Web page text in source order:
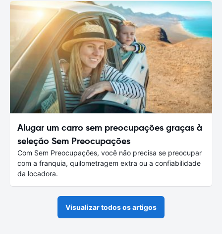
Alugar um carro sem preocupações graças à
seleção Sem Preocupações
Com Sem Preocupações, você não precisa se preocupar
com a franquia, quilometragem extra ou a confiabilidade
da locadora.
Visualizar todos os artigos